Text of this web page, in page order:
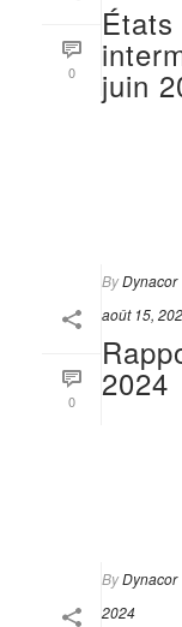
0 juin
0
ByDynacor
août 15,
2024
ByDynacor
2024